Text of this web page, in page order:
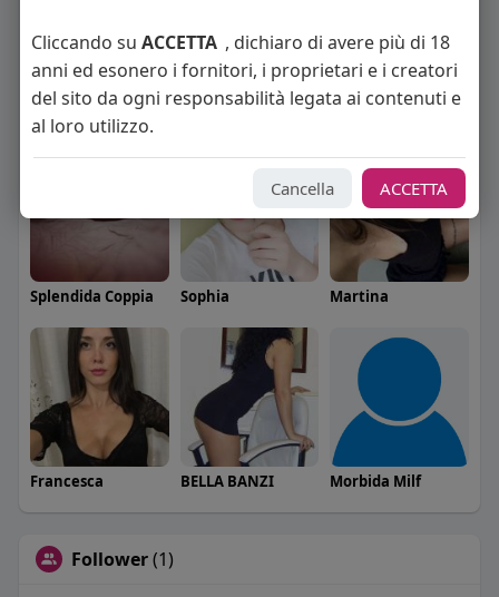
Angelica Cattaneo callmevittoria Elisa Esposito
Splendida Coppia Sophia Martina
Francesca BELLA BANZI Morbida Milf
Follower(1)
Cliccando su ACCETTA , dichiaro di avere più di 18
anni ed esonero i fornitori, i proprietari e i creatori
del sito da ogni responsabilità legata ai contenuti e
al loro utilizzo.
Cancella ACCETTA